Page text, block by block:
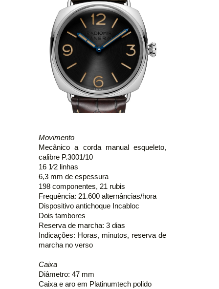
Movimento
Mecânico a corda manual esqueleto,
calibre P.3001/10
16 1⁄2 linhas
6,3 mm de espessura
198 componentes, 21 rubis
Frequência: 21.600 alternâncias/hora
Dispositivo antichoque Incabloc
Dois tambores
Reserva de marcha: 3 dias
Indicações: Horas, minutos, reserva de
marcha no verso
Caixa
Diâmetro: 47 mm
Caixa e aro em Platinumtech polido